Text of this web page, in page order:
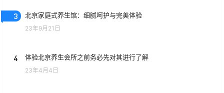
3 北京家庭式养生馆：细腻呵护与完美体验
23年9月21日
4 体验北京养生会所之前务必先对其进行了解
23年4月4日